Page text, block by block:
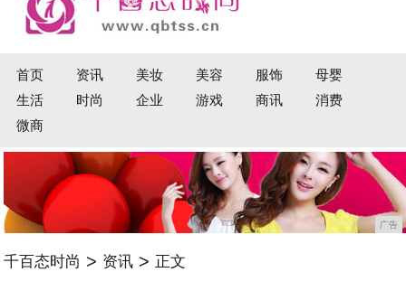
首页 资讯 美妆 美容 服饰
母婴
生活
时尚 企业 游戏 商讯
消费
微商
广告
千百态时尚 > 资讯 > 正文